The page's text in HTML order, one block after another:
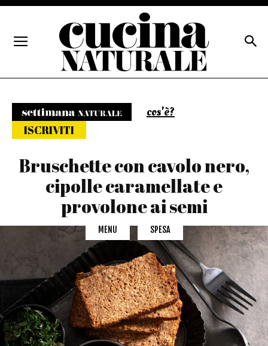
cos'è?
ISCRIVITI
Bruschette con cavolo nero,
cipolle caramellate e
provolone ai semi
MENU SPESA